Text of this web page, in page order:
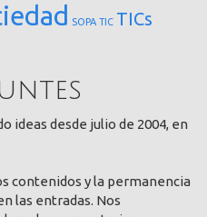
SOPA TIC TICs
ideas desde julio de 2004, en
contenidos y la permanencia
las entradas. Nos